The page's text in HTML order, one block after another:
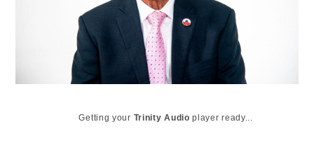
Getting your Trinity Audio player ready...